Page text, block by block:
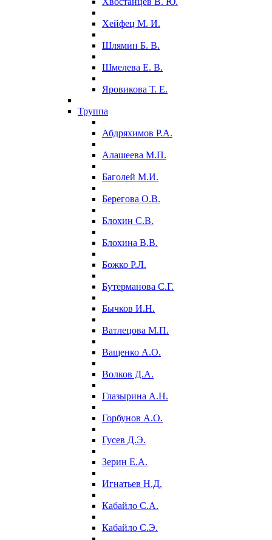
Хейфец М. И.
Шлямин Б. В.
Шмелева Е. В.
Яровикова Т. Е.
Труппа
Абдряхимов Р.А.
Алашеева М.П.
Баголей М.И.
Берегова О.В.
Блохин С.В.
Блохина В.В.
Божко Р.Л.
Бутерманова С.Г.
Бычков И.Н.
Ватлецова М.П.
Ващенко А.О.
Волков Д.А.
Глазырина А.Н.
Горбунов А.О.
Гусев Д.Э.
Зерин Е.А.
Игнатьев Н.Д.
Кабайло С.А.
Кабайло С.Э.